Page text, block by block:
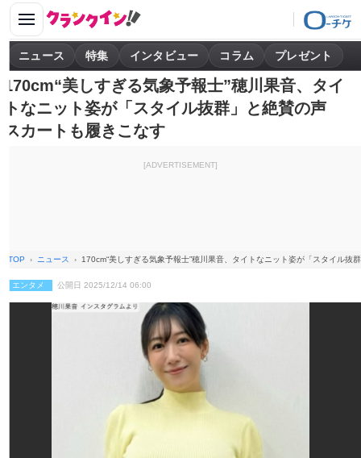
ニュース 特集 インタビュー コラム プレゼント
170cm“美しすぎる気象予報士”穂川果音、タイ
トなニット姿が「スタイル抜群」と絶賛の声
スカートも履きこなす
[ADVERTISEMENT]
TOP ニュース 170cm“美しすぎる気象予報士”穂川果音、タイトなニット姿が「スタイル
エンタメ 公開日 2025/12/14 06:00